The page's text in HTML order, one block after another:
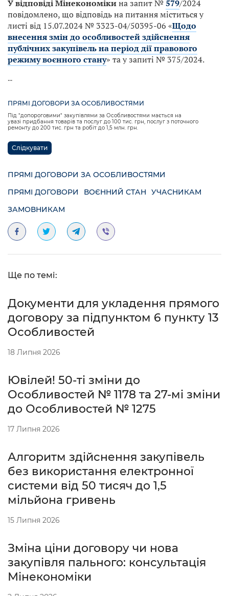
У відповіді Мінекономікина запит № 579/2024
повідомлено, що відповідь на питання міститься у
листі від 15.07.2024 № 3323-04/50395-06 «Щодо
внесення змін до особливостей здійснення
публічних закупівель на період дії правового
режиму воєнного стану» та у запиті № 375/2024.
...
ПРЯМІ ДОГОВОРИ ЗА ОСОБЛИВОСТЯМИ
Під "допороговими" закупівлями за Особливостями мається на
увазі придбання товарів та послуг до 100 тис. грн, послуг з поточного
ремонту до 200 тис. грн та робіт до 1,5 млн. грн.
Слідкувати
ПРЯМІ ДОГОВОРИ ЗА ОСОБЛИВОСТЯМИ
ПРЯМІ ДОГОВОРИ
ВОЄННИЙ СТАН
УЧАСНИКАМ
ЗАМОВНИКАМ
Ще по темі:
Документи для укладення прямого
договору за підпунктом 6 пункту 13
Особливостей
18 Липня 2026
Ювілей! 50-ті зміни до
Особливостей № 1178 та 27-мі зміни
до Особливостей № 1275
17 Липня 2026
Алгоритм здійснення закупівель
без використання електронної
системи від 50 тисяч до 1,5
мільйона гривень
15 Липня 2026
Зміна ціни договору чи нова
закупівля пального: консультація
Мінекономіки